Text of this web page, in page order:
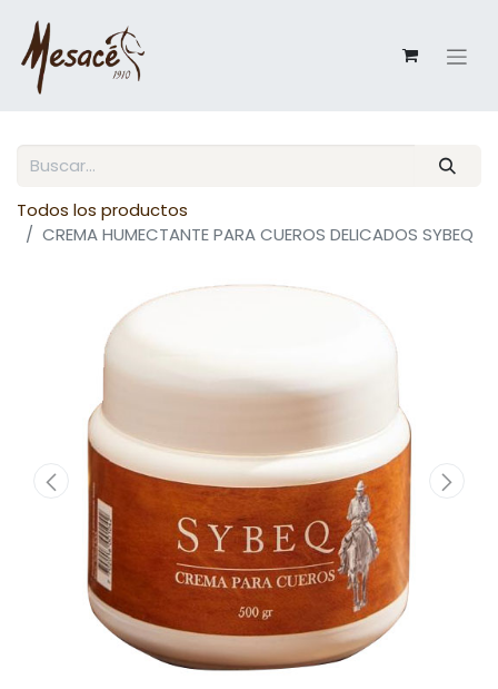
Todos los productos
CREMA HUMECTANTE PARA CUEROS DELICADOS SYBEQ